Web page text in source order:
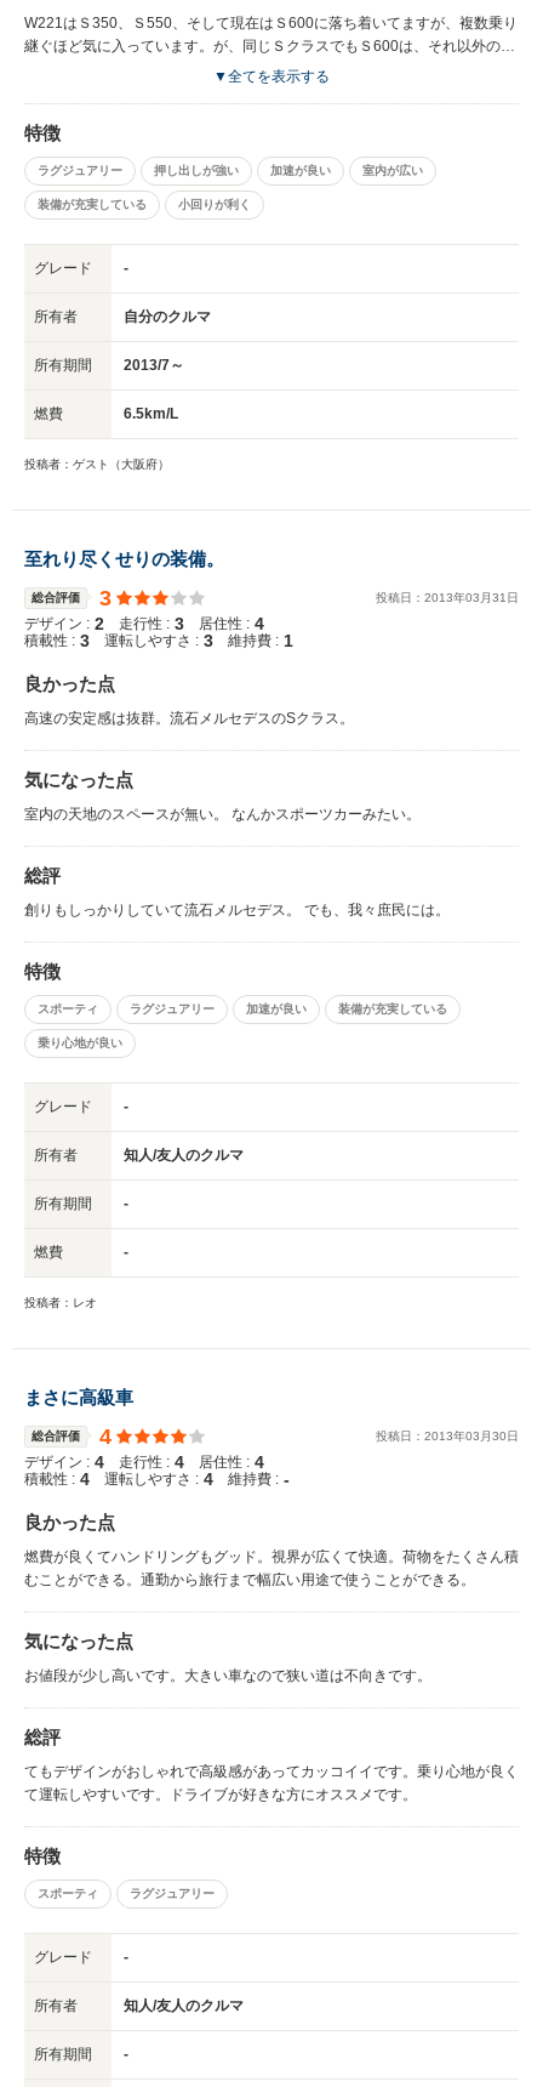
W221はＳ350、Ｓ550、そして現在はＳ600に落ち着いてますが、複数乗り
継ぐほど気に入っています。が、同じＳクラスでもＳ600は、それ以外のバ
リエーションとは別格だと言うことが分かりました。よくAMGとも比較さ
が掛かっているでしょう。
▼全てを表示する
特徴
ラグジュアリー 押し出しが強い 加速が良い 室内が広い
装備が充実している 小回りが利く
グレード -
所有者 自分のクルマ
所有期間 2013/7～
燃費 6.5km/L
投稿者：ゲスト（大阪府）
至れり尽くせりの装備。
総合評価 3 投稿日： 2013年03 月31 日
デザイン : 2 走行性 : 3 居住性 : 4
積載性 : 3 運転しやすさ : 3 維持費 : 1
良かった点
高速の安定感は抜群。流石メルセデスのSクラス。
気になった点
室内の天地のスペースが無い。 なんかスポーツカーみたい。
総評
創りもしっかりしていて流石メルセデス。 でも、我々庶民には。
特徴
スポーティ ラグジュアリー 加速が良い 装備が充実している
乗り心地が良い
グレード -
所有者 知人/友人のクルマ
所有期間 -
燃費 -
投稿者：レオ
まさに高級車
総合評価 4 投稿日： 2013年03 月30日
デザイン : 4 走行性 : 4 居住性 : 4
積載性 : 4 運転しやすさ : 4 維持費 : -
良かった点
燃費が良くてハンドリングもグッド。視界が広くて快適。荷物をたくさん積
むことができる。通勤から旅行まで幅広い用途で使うことができる。
気になった点
お値段が少し高いです。大きい車なので狭い道は不向きです。
総評
てもデザインがおしゃれで高級感があってカッコイイです。乗り心地が良く
て運転しやすいです。ドライブが好きな方にオススメです。
特徴
スポーティ ラグジュアリー
グレード -
所有者 知人/友人のクルマ
所有期間 -